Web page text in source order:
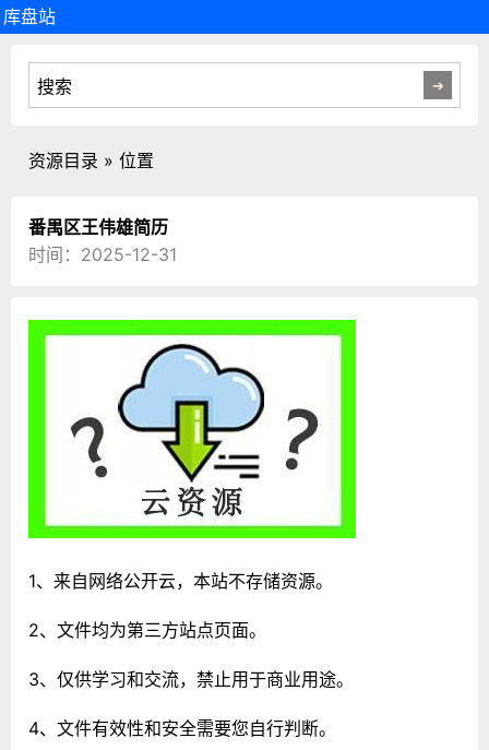
库盘站
资源目录 » 位置
番禺区王伟雄简历
时间：2025-12-31
1、来自网络公开云，本站不存储资源。
2、文件均为第三方站点页面。
3、仅供学习和交流，禁止用于商业用途。
4、文件有效性和安全需要您自行判断。